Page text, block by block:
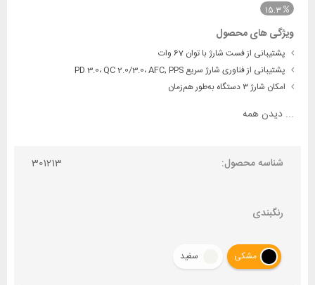
15.3
ویژگی های محصول
پشتیبانی از فست شارژ با توان 67 وات
پشتیبانی از فناوری شارژ سریع PD 3.0، QC 2.0/3.0، AFC, PPS
امکان شارژ ۳ دستگاه به‌طور هم‌زمان
... دیدن همه
شناسه محصول: 301213
رنگبندی
مشکی سفید